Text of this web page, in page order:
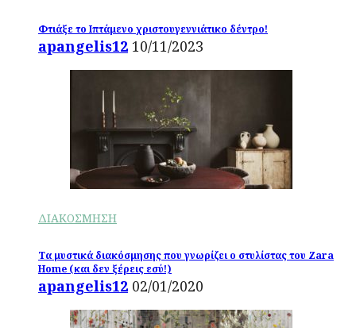
Φτιάξε το Ιπτάμενο χριστουγεννιάτικο δέντρο!
apangelis12 10/11/2023
ΔΙΑΚΟΣΜΗΣΗ
Τα μυστικά διακόσμησης που γνωρίζει ο στυλίστας του Zara
Home (και δεν ξέρεις εσύ!)
apangelis12 02/01/2020